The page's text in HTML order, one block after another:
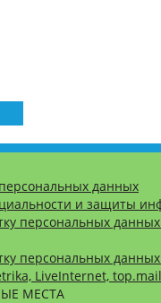
данных
и защиты
персональных
персональных
LiveInternet,
МЕСТА